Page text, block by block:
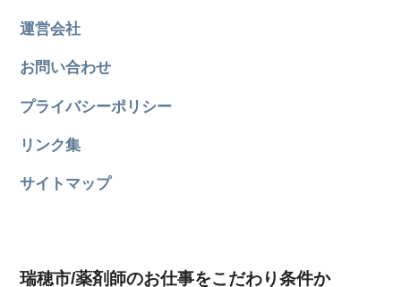
運営会社
お問い合わせ
プライバシーポリシー
リンク集
サイトマップ
瑞穂市/薬剤師のお仕事をこだわり条件か